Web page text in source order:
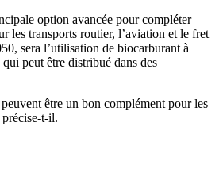
option avancée pour compléter
les transports routier, l’aviation et le fret
sera l’utilisation de biocarburant à
peut être distribué dans des
être un bon complément pour les
t-il.